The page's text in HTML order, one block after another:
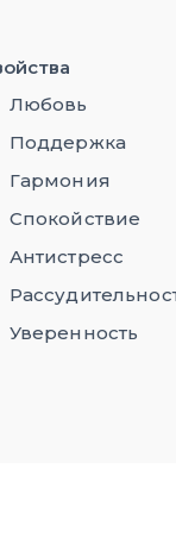
Любовь
Поддержка
Гармония
Спокойствие
Антистресс
Уверенность